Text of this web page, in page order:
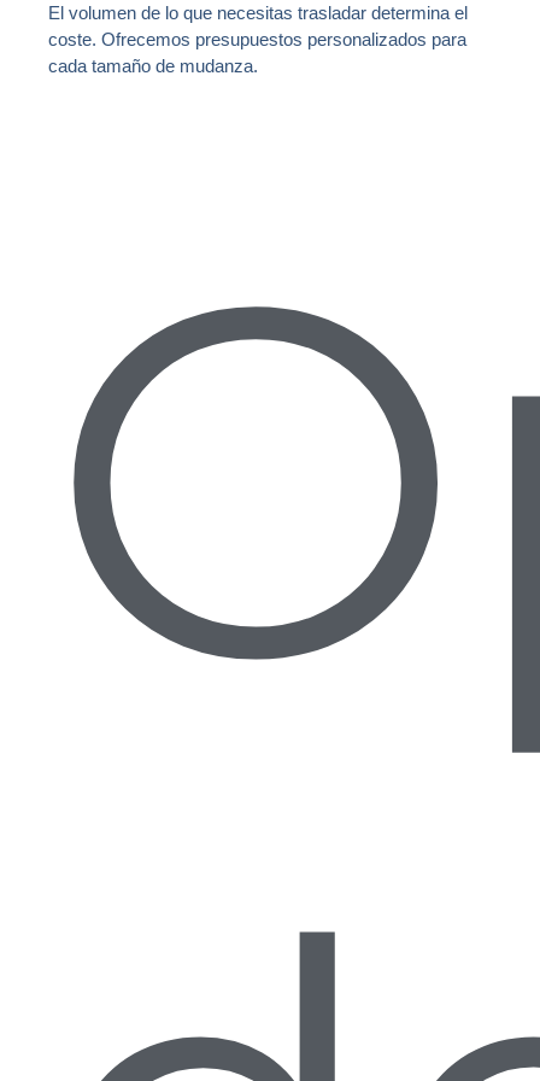
El volumen de lo que necesitas trasladar determina el
coste. Ofrecemos presupuestos personalizados para
cada tamaño de mudanza.